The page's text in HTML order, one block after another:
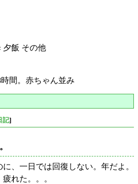
夕飯 その他
間。赤ちゃん並み
記]
、一日では回復しない。年だよ。
れた。。。